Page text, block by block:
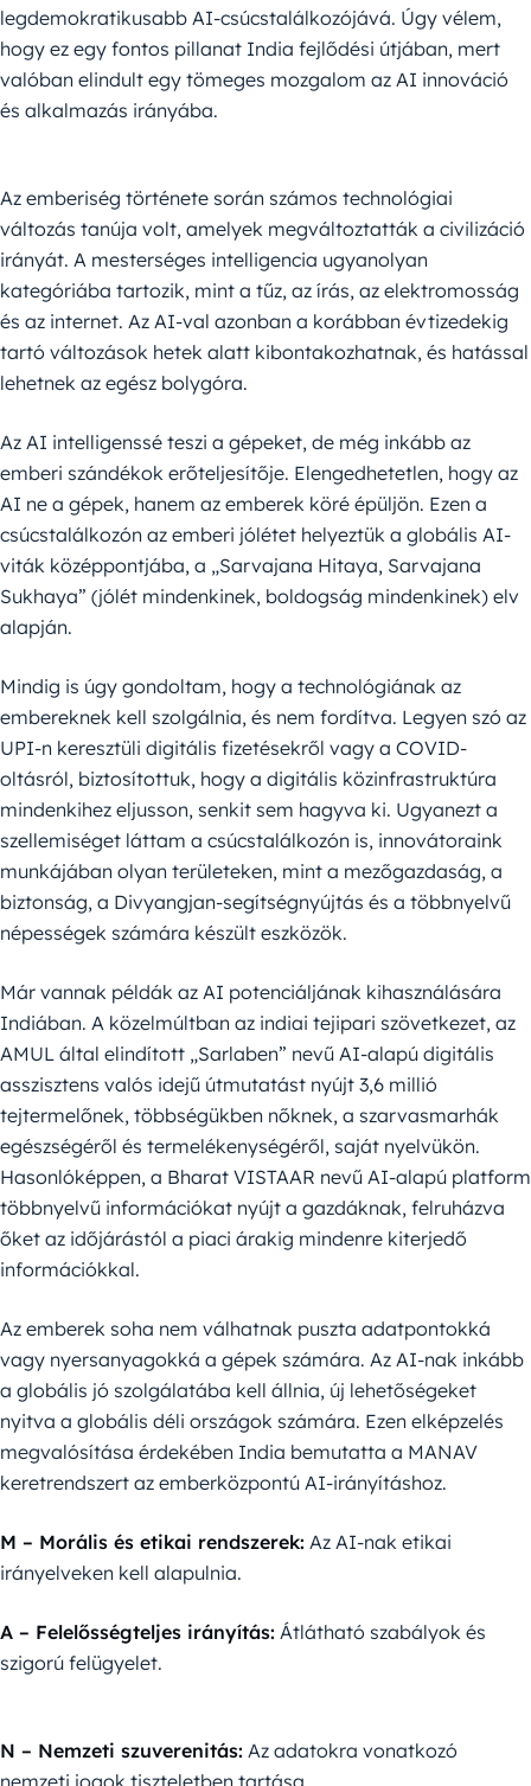
legdemokratikusabb AI-csúcstalálkozójává. Úgy vélem,
hogy ez egy fontos pillanat India fejlődési útjában, mert
valóban elindult egy tömeges mozgalom az AI innováció
és alkalmazás irányába.
Az emberiség története során számos technológiai
változás tanúja volt, amelyek megváltoztatták a civilizáció
irányát. A mesterséges intelligencia ugyanolyan
kategóriába tartozik, mint a tűz, az írás, az elektromosság
és az internet. Az AI-val azonban a korábban évtizedekig
tartó változások hetek alatt kibontakozhatnak, és hatással
lehetnek az egész bolygóra.
Az AI intelligenssé teszi a gépeket, de még inkább az
emberi szándékok erőteljesítője. Elengedhetetlen, hogy az
AI ne a gépek, hanem az emberek köré épüljön. Ezen a
csúcstalálkozón az emberi jólétet helyeztük a globális AI-
viták középpontjába, a „Sarvajana Hitaya, Sarvajana
Sukhaya” (jólét mindenkinek, boldogság mindenkinek) elv
alapján.
Mindig is úgy gondoltam, hogy a technológiának az
embereknek kell szolgálnia, és nem fordítva. Legyen szó az
UPI-n keresztüli digitális fizetésekről vagy a COVID-
oltásról, biztosítottuk, hogy a digitális közinfrastruktúra
mindenkihez eljusson, senkit sem hagyva ki. Ugyanezt a
szellemiséget láttam a csúcstalálkozón is, innovátoraink
munkájában olyan területeken, mint a mezőgazdaság, a
biztonság, a Divyangjan-segítségnyújtás és a többnyelvű
népességek számára készült eszközök.
Már vannak példák az AI potenciáljának kihasználására
Indiában. A közelmúltban az indiai tejipari szövetkezet, az
AMUL által elindított „Sarlaben” nevű AI-alapú digitális
asszisztens valós idejű útmutatást nyújt 3,6 millió
tejtermelőnek, többségükben nőknek, a szarvasmarhák
egészségéről és termelékenységéről, saját nyelvükön.
Hasonlóképpen, a Bharat VISTAAR nevű AI-alapú platform
többnyelvű információkat nyújt a gazdáknak, felruházva
őket az időjárástól a piaci árakig mindenre kiterjedő
információkkal.
Az emberek soha nem válhatnak puszta adatpontokká
vagy nyersanyagokká a gépek számára. Az AI-nak inkább
a globális jó szolgálatába kell állnia, új lehetőségeket
nyitva a globális déli országok számára. Ezen elképzelés
megvalósítása érdekében India bemutatta a MANAV
keretrendszert az emberközpontú AI-irányításhoz.
M – Morális és etikai rendszerek: Az AI-nak etikai
irányelveken kell alapulnia.
A – Felelősségteljes irányítás: Átlátható szabályok és
szigorú felügyelet.
N – Nemzeti szuverenitás: Az adatokra vonatkozó
nemzeti jogok tiszteletben tartása.